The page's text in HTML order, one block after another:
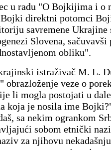
u radu "O Bojkijima i o
Bojki direktni potomci
savremene Ukrajine
Slovena,
obliku".
istraživač M. L.
obrazloženje veze o
li mogla postojati u
koja je nosila ime
sa nekim ogrankom
sobom etnički
za njihovu